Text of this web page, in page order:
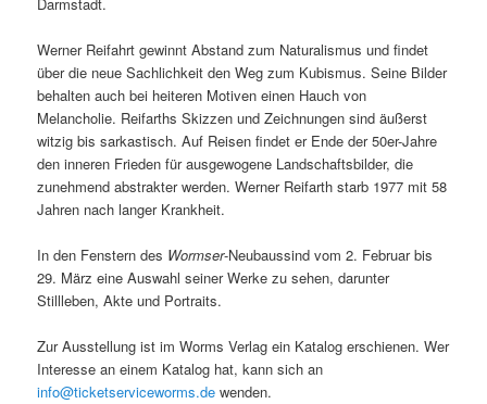
Werner Reifahrt gewinnt Abstand zum Naturalismus und findet
über die neue Sachlichkeit den Weg zum Kubismus. Seine Bilder
behalten auch bei heiteren Motiven einen Hauch von
Melancholie. Reifarths Skizzen und Zeichnungen sind äußerst
witzig bis sarkastisch. Auf Reisen findet er Ende der 50er-Jahre
den inneren Frieden für ausgewogene Landschaftsbilder, die
zunehmend abstrakter werden. Werner Reifarth starb 1977 mit 58
Jahren nach langer Krankheit.
In den Fenstern des Wormser-Neubaussind vom 2. Februar bis
29. März eine Auswahl seiner Werke zu sehen, darunter
Stillleben, Akte und Portraits.
Zur Ausstellung ist im Worms Verlag ein Katalog erschienen. Wer
Interesse an einem Katalog hat, kann sich an
info@ticketserviceworms.de wenden.